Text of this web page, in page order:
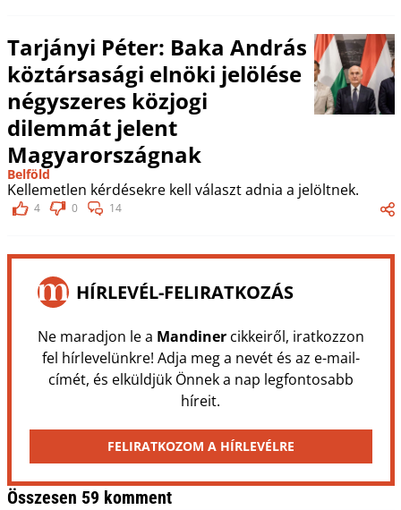
Tarjányi Péter: Baka András
köztársasági elnöki jelölése
négyszeres közjogi
dilemmát jelent
Magyarországnak
Belföld
Kellemetlen kérdésekre kell választ adnia a jelöltnek.
4 0 14
HÍRLEVÉL-FELIRATKOZÁS
Ne maradjon le a Mandinercikkeiről, iratkozzon
fel hírlevelünkre! Adja meg a nevét és az e-mail-
címét, és elküldjük Önnek a nap legfontosabb
híreit.
FELIRATKOZOM A HÍRLEVÉLRE
Összesen 59 komment